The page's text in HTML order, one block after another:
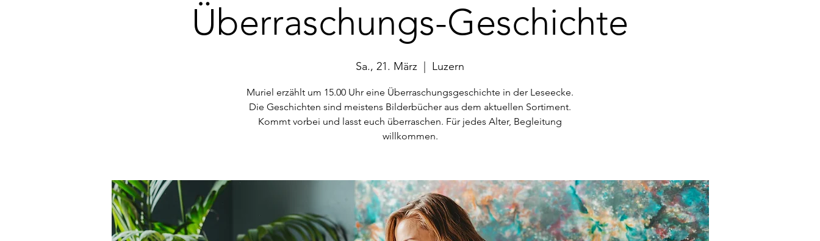
Überraschungs-Geschichte
Sa., 21. März Luzern
Muriel erzählt um 15.00 Uhr eine Überraschungsgeschichte in der Leseecke.
Die Geschichten sind meistens Bilderbücher aus dem aktuellen Sortiment.
Kommt vorbei und lasst euch überraschen. Für jedes Alter, Begleitung
willkommen.